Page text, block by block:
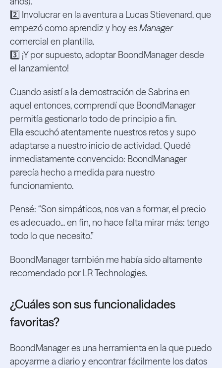
2️⃣ Involucrar en la aventura a Lucas Stievenard, que
empezó como aprendiz y hoy esManager
comercial en plantilla.
3️⃣ ¡Y por supuesto, adoptar BoondManager desde
el lanzamiento!
Cuando asistí a la demostración de Sabrina en
aquel entonces, comprendí que BoondManager
permitía gestionarlo todo de principio a fin.
Ella escuchó atentamente nuestros retos y supo
adaptarse a nuestro inicio de actividad. Quedé
inmediatamente convencido: BoondManager
parecía hecho a medida para nuestro
funcionamiento.
Pensé: “Son simpáticos, nos van a formar, el precio
es adecuado... en fin, no hace falta mirar más: tengo
todo lo que necesito.”
BoondManager también me había sido altamente
recomendado por LR Technologies.
¿Cuáles son sus funcionalidades
favoritas?
BoondManager es una herramienta en la que puedo
apoyarme a diario y encontrar fácilmente los datos